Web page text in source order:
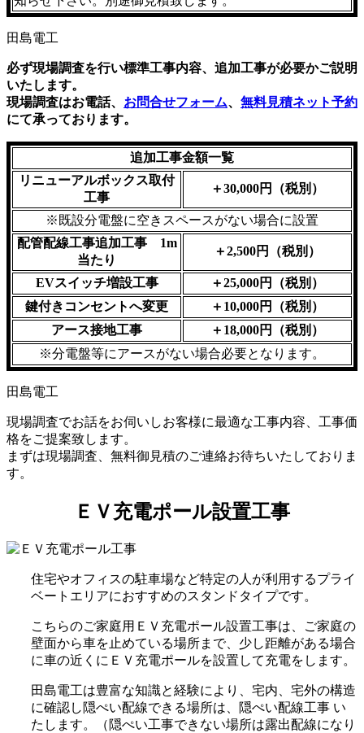
必ず現場調査を行い標準工事内容、追加工事が必要かご説明
いたします。
現場調査はお電話、 お問合せフォーム、 無料見積ネット予約
にて承っております。
追加工事金額一覧
リニューアルボックス取付
工事
＋30,000円（税別）
※既設分電盤に空きスペースがない場合に設置
配管配線工事追加工事 1m
当たり
＋2,500円（税別）
EVスイッチ増設工事
＋25,000円（税別）
鍵付きコンセントへ変更
＋10,000円（税別）
アース接地工事
＋18,000円（税別）
※分電盤等にアースがない場合必要となります。
現場調査でお話をお伺いしお客様に最適な工事内容、工事価
格をご提案致します。
まずは現場調査、無料御見積のご連絡お待ちいたしておりま
す。
ＥＶ充電ポール設置工事
住宅やオフィスの駐車場など特定の人が利用するプライ
ベートエリアにおすすめのスタンドタイプです。
こちらのご家庭用ＥＶ充電ポール設置工事は、ご家庭の
壁面から車を止めている場所まで、少し距離がある場合
に車の近くにＥＶ充電ポールを設置して充電をします。
田島電工は豊富な知識と経験により、宅内、宅外の構造
に確認し隠ぺい配線できる場所は、隠ぺい配線工事 い
たします。（隠ぺい工事できない場所は露出配線になり